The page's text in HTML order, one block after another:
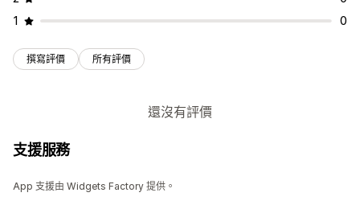
1
0
撰寫評價 所有評價
還沒有評價
支援服務
App 支援由 Widgets Factory 提供。